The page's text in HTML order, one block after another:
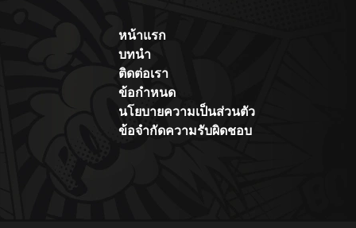
หน้าแรก
บทนำ
ติดต่อเรา
ข้อกำหนด
นโยบายความเป็นส่วนตัว
ข้อจำกัดความรับผิดชอบ